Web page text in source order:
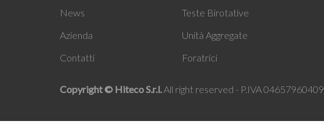
News
Azienda
Contatti
Teste Birotative
Unità Aggregate
Foratrici
Copyright © Hiteco S.r.l. All right reserved - P.IVA 04657960409.